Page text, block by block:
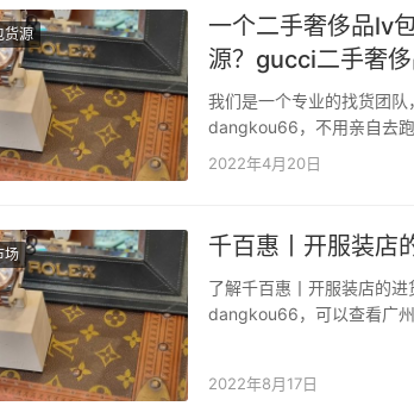
货源
一个二手奢侈品lv
源？gucci二手奢
我们是一个专业的找货团
dangkou66，不用亲自去
二手奢侈品包包、鞋子、
2022年4月20日
场 千百惠丨开服装店
了解千百惠丨开服装店的
dangkou66，可以查看广
2022年8月17日